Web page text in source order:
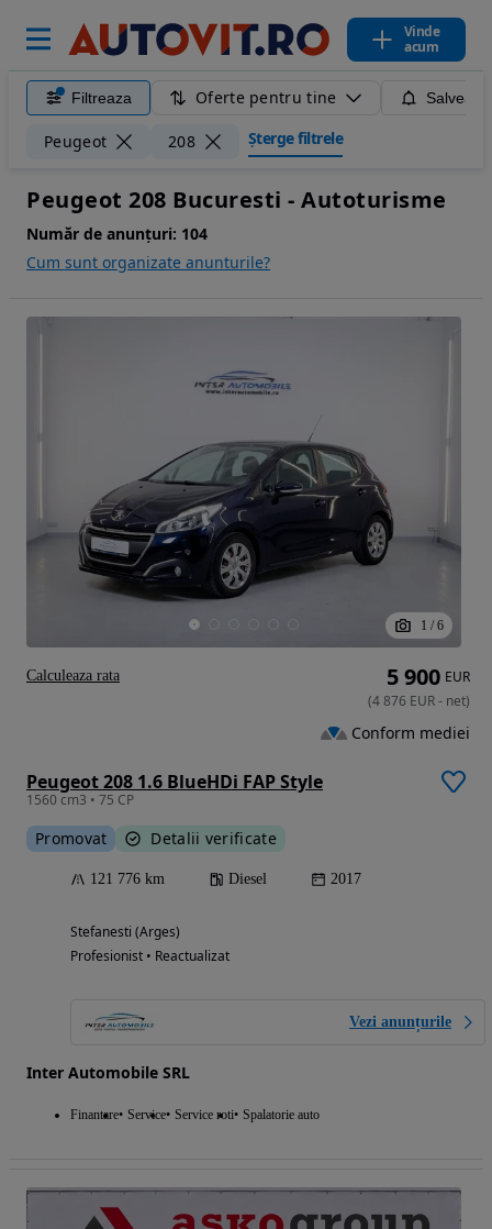
Vinde
acum
Filtreaza Oferte pentru tine
Peugeot 208 Șterge filtrele
Peugeot 208 Bucuresti - Autoturisme
Număr de anunțuri: 104
Cum sunt organizate anunturile?
1 / 6
Peugeot 208 1.6 BlueHDi FAP Style
1560 cm3 • 75 CP
Promovat Detalii verificate
121 776 km Diesel 2017
Stefanesti (Arges)
Profesionist • Reactualizat
Vezi anunțurile
Inter Automobile SRL
Finantare Service Service roti Spalatorie auto
5 900 EUR
(4 876 EUR- net)
Conform mediei
Calculeaza rata